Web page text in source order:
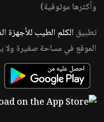
وأكثرها موثوقية)
تطبيق الكلم الطيب للأجهزة
الموقع في مساحة صغيرة ولا